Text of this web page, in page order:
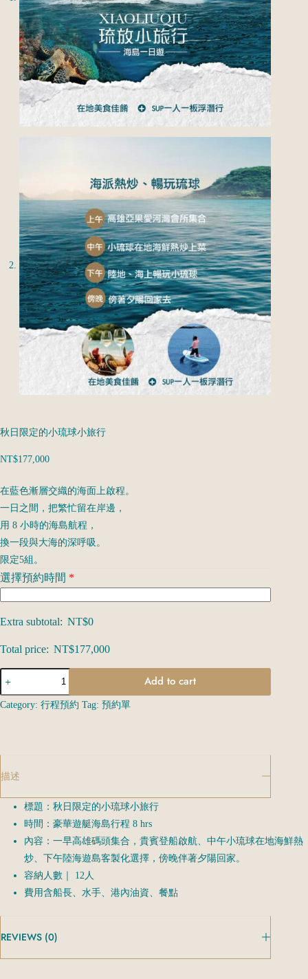
秋日限定的小琉球小旅行
NT$177,000
在藍色漸層交織的海面上啟程。
一日之間，把繁忙留在岸邊，
用 8 小時的海島航程，
換一段與大海的深呼吸。
限定5組。
選擇預約時間 *
Extra subtotal: NT$0
Total price: NT$177,000
Add to cart
A
e
r
Category: 行程預約 Tag: 預約單
描述
標題：秋日限定的小琉球小旅行
時間：豪華遊艇海島行程 8 hrs
內容：一早高雄碼頭集合，貴賓登船啟航、中午小琉球在地海鮮熱
炒、下午陸海遊島客製化選擇，傍晚伴著夕陽回家。
容納人數｜ 12人
費用含船長、水手、港內油資、餐點
REVIEWS (0)